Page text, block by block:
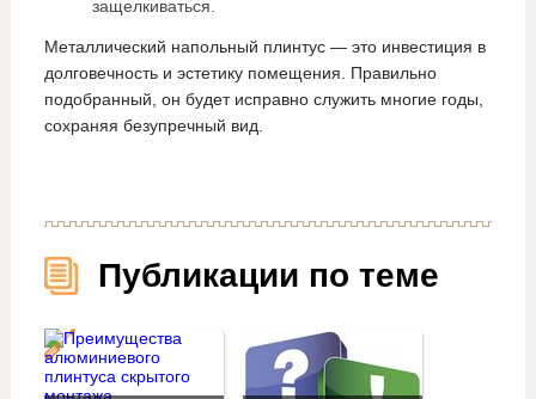
защелкиваться.
Металлический напольный плинтус — это инвестиция в
долговечность и эстетику помещения. Правильно
подобранный, он будет исправно служить многие годы,
сохраняя безупречный вид.
Публикации по теме